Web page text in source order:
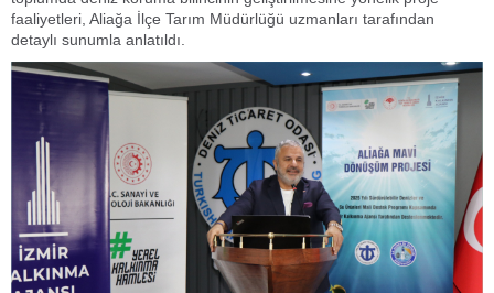
faaliyetleri, Aliağa İlçe Tarım Müdürlüğü uzmanları tarafından
detaylı sunumla anlatıldı.